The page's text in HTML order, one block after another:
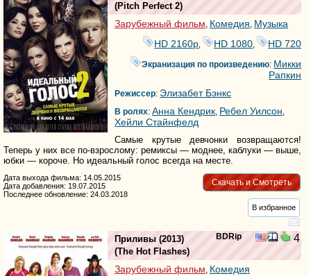
(Pitch Perfect 2)
Зарубежный фильм, Комедия, Музыка
HD 2160р, HD 1080, HD 720
Экранизация по произведению: Микки
Рапкин
Режиссер: Элизабет Бэнкс
В ролях: Анна Кендрик, Ребел Уилсон,
Хейли Стайнфелд
Самые крутые девчонки возвращаются!
Теперь у них все по-взрослому: ремиксы — моднее, каблуки — выше,
юбки — короче. Но идеальный голос всегда на месте.
Скачать и Смотреть
Дата выхода фильма: 14.05.2015
Дата добавления: 19.07.2015
Последнее обновление: 24.03.2018
В избранное
BDRip 4
Приливы (2013)
(The Hot Flashes)
Зарубежный фильм, Комедия